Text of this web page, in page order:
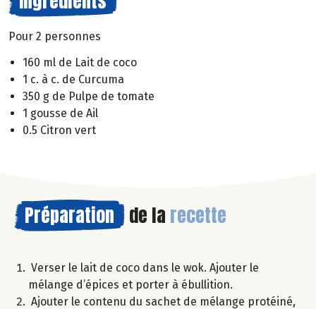
Pour 2 personnes
160 ml de Lait de coco
1 c. à c. de Curcuma
350 g de Pulpe de tomate
1 gousse de Ail
0.5 Citron vert
Préparation de la recette
Verser le lait de coco dans le wok. Ajouter le
mélange d’épices et porter à ébullition.
Ajouter le contenu du sachet de mélange protéiné,